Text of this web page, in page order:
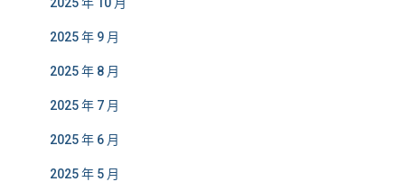
2025 年 9 月
2025 年 8 月
2025 年 7 月
2025 年 6 月
2025 年 5 月